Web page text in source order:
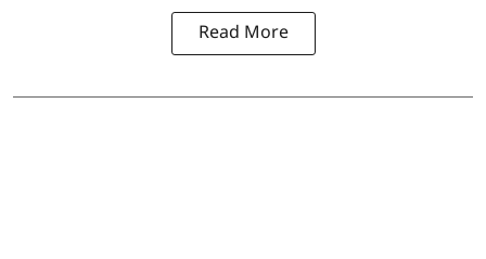
Read More